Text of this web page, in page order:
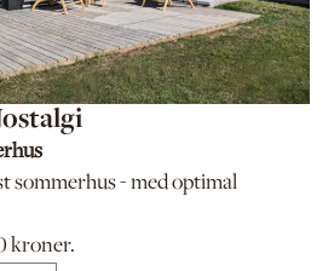
sommerhus - med optimal
kroner.